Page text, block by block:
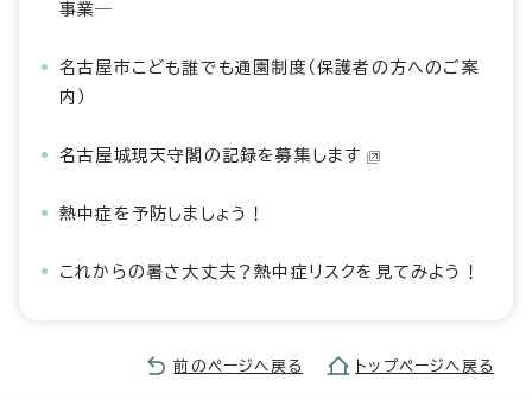
事業―
名古屋市こども誰でも通園制度（保護者の方へのご案
内）
名古屋城現天守閣の記録を募集します
熱中症を予防しましょう！
これからの暑さ大丈夫？熱中症リスクを見てみよう！
前のページへ戻る トップページへ戻る